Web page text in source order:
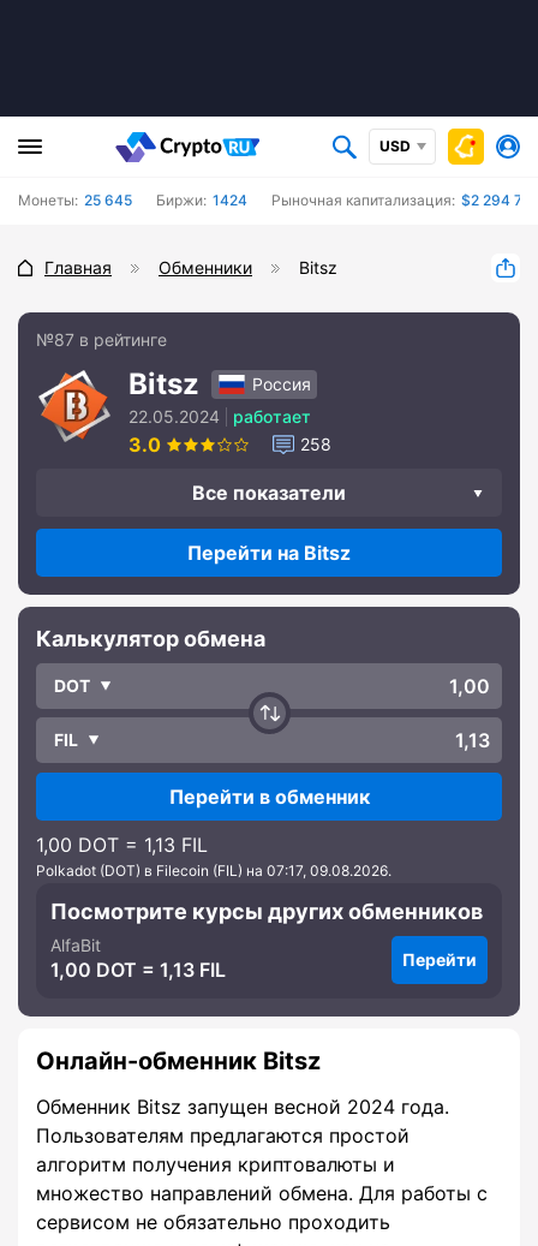
USD
Монеты: 25 645 Биржи: 1424 Рыночная капитализация: $2 294
Главная Обменники Bitsz
№87 в рейтинге
Bitsz
Россия
22.05.2024
работает
3.0 258
Все показатели
Перейти на Bitsz
Калькулятор обмена
DOT
FIL
Перейти в обменник
1,00 DOT = 1,13 FIL
Polkadot (DOT) в Filecoin (FIL) на 07:17, 09.08.2026.
Посмотрите курсы других обменников
AlfaBit
1,00 DOT = 1,13 FIL Перейти
Онлайн-обменник Bitsz
Обменник Bitsz запущен весной 2024 года.
Пользователям предлагаются простой
алгоритм получения криптовалюты и
множество направлений обмена. Для работы с
сервисом не обязательно проходить